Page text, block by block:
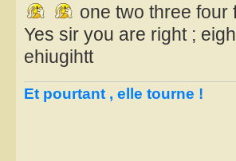
one two three four
Yes sir you are right ;
ehiugihtt
Et pourtant , elle tourne !